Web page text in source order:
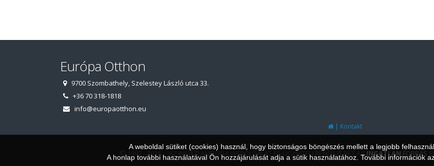
Európa Otthon
9700 Szombathely, Szelestey László utca 33.
+36 70 318-1818
info@europaotthon.eu
| Kontakt
© 1997 - 2026 AZ INGATLANIRODA WEBOLDALÁT ÉS ÜGYVITELI RENDSZERÉT AZINGATLAN FORRÁS
A weboldal sütiket (cookies) használ, hogy biztonságos böngészés mellett a legjobb
A honlap további használatával Ön hozzájárulását adja a sütik használatához. További információk